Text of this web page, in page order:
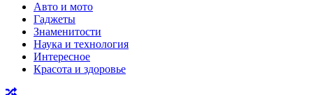
Авто и мото
Гаджеты
Знаменитости
Наука и технология
Интересное
Красота и здоровье